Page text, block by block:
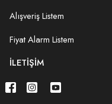
Alışveriş Listem
Fiyat Alarm Listem
İLETIŞIM